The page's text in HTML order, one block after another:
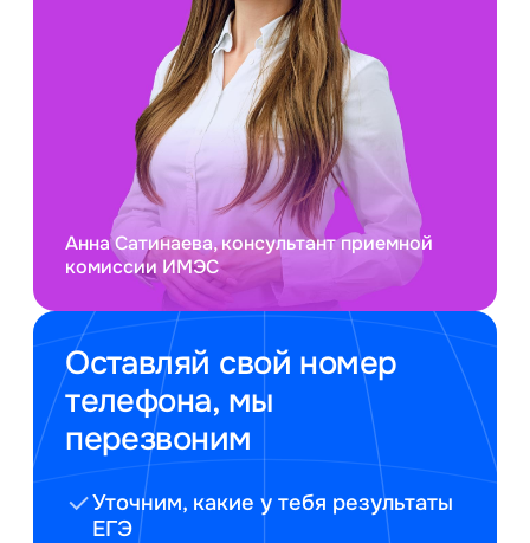
Оставляй свой номер
телефона, мы
перезвоним
Уточним, какие у тебя результаты
ЕГЭ
Анна Сатинаева, консультант приемной
комиссии ИМЭС